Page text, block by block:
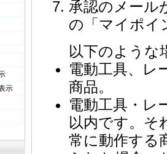
示
承認のメール
の「マイポイ
以下のような
電動工具、レ
商品。
電動工具・レ
以内です。そ
常に動作する